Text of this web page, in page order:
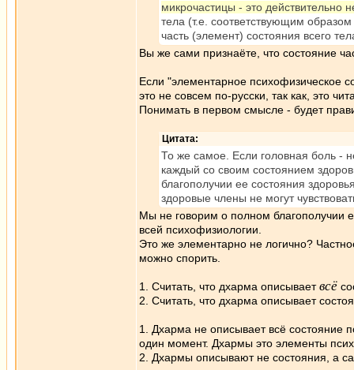
микрочастицы - это действительно
тела (т.е. соответствующим
часть (элемент) состояния всего
Вы же сами признаёте, что состояние
Если "элементарное психофизическое
это не совсем по-русски, так как, это
Понимать в первом смысле - будет
Цитата:
То же самое. Если головная боль -
каждый со своим состоянием
благополучии ее состояния
здоровые члены не могут
Мы не говорим о полном благополучии
всей психофизиологии.
Это же элементарно не логично?
можно спорить.
1. Считать, что дхарма описываетвсё
2. Считать, что дхарма описывает
1. Дхарма не описывает всё состояние
один момент. Дхармы это элементы
2. Дхармы описывают не состояния, а